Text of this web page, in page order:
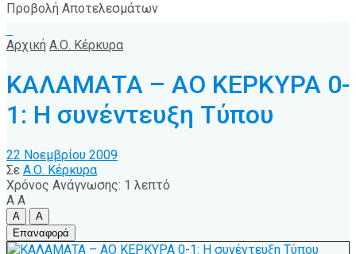
Προβολή Αποτελεσμάτων
Αρχική Α.Ο. Κέρκυρα
ΚΑΛΑΜΑΤΑ – ΑΟ ΚΕΡΚΥΡΑ 0-
1: Η συνέντευξη Τύπου
22 Νοεμβρίου 2009
Σε Α.Ο. Κέρκυρα
Χρόνος Ανάγνωσης: 1 λεπτό
A A
A
A
Επαναφορά